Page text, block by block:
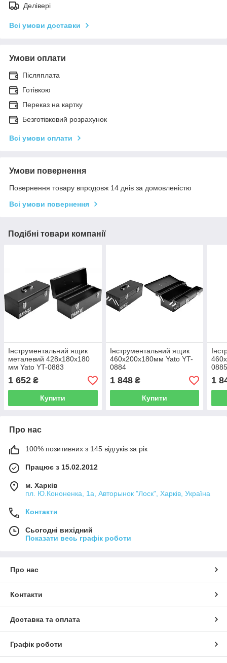
Делівері
Всі умови доставки
Умови оплати
Післяплата
Готівкою
Переказ на картку
Безготівковий розрахунок
Всі умови оплати
Умови повернення
Повернення товару впродовж 14 днів за домовленістю
Всі умови повернення
Подібні товари компанії
Інструментальний ящик
металевий 428х180х180
мм Yato YT-0883
1 652 ₴
Купити
Інструментальний ящик
460х200х180мм Yato YT-
0884
1 848₴
Купити
1
Про нас
100% позитивних з 145 відгуків за рік
Працює з 15.02.2012
м. Харків
пл. Ю.Кононенка, 1а, Авторынок "Лоск", Харків, Україна
Контакти
Сьогодні вихідний
Показати весь графік роботи
Про нас
Контакти
Доставка та оплата
Графік роботи